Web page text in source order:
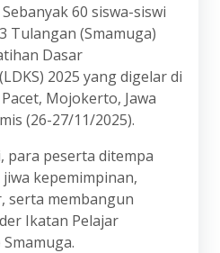
60 siswa-siswi
Tulangan (Smamuga)
Dasar
2025 yang digelar di
Mojokerto, Jawa
(26-27/11/2025).
para peserta ditempa
kepemimpinan,
serta membangun
Ikatan Pelajar